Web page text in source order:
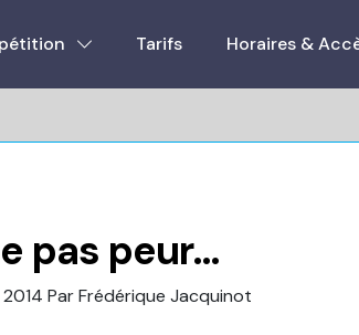
Tarifs Horaires &
pas peur…
2014 Par Frédérique Jacquinot